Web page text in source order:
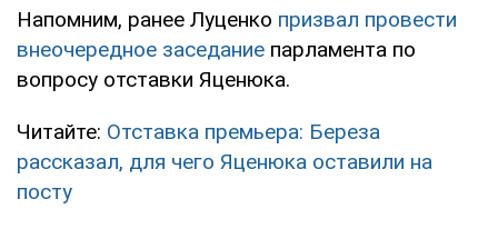
Напомним, ранее Луценко призвал провести
внеочередное заседание парламента по
вопросу отставки Яценюка.
Читайте: Отставка премьера: Береза
рассказал, для чего Яценюка оставили на
посту